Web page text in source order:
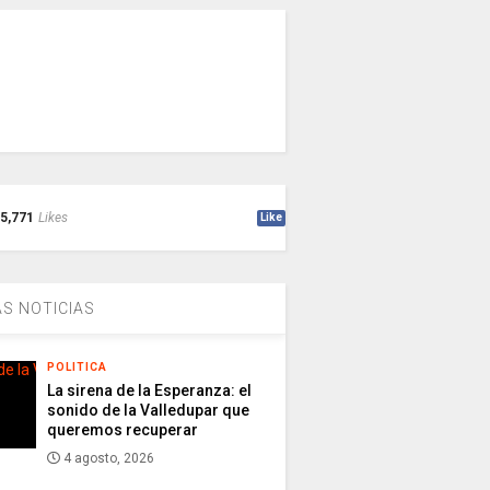
5,771 Likes Like
NOTICIAS
POLITICA
La sirena de la Esperanza: el
sonido de la Valledupar que
queremos recuperar
4 agosto, 2026